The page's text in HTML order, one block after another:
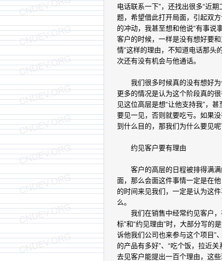
电话联系一下”，还找出很多“近
题，希望借此打开局面，引起双
的冲动，我甚至想和他说“有事说
客户的时候，一样是没有想好要
情”这样的理由，不知道电话那头
次还有没有机会与他通话。
我们很多时候真的没有想好为
更多的情况是认为这个阶段真的
见这位高层是想“让他支持我”，
要见一见，否则就要吃亏。如果
到什么目的，那我们为什么要见
约见客户要有理由
客户的高层的日程被排得满满
面，那么会面这件事情一定是在
的时间来见我们，一定是认为这
么。
我们在销售中经常约见客户，
标”和“约见理由”时，大部分写的
诉他我们公司也来参与这个项目”
的产品有多好”、“吃个饭，拉近关
去见客户能提出一百个理由，这